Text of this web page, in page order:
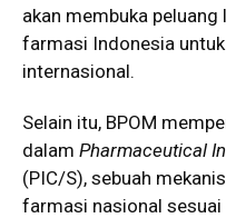
akan membuka
farmasi Indonesia
internasional.
Selain itu, BPOM
dalam Pharmaceutical
(PIC/S), sebuah
farmasi nasional